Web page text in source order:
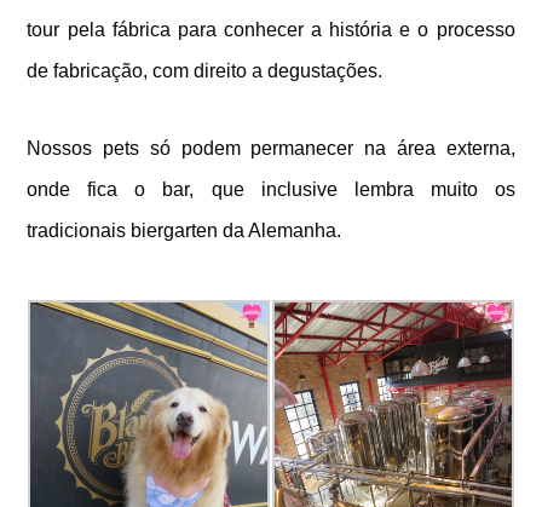
tour pela fábrica para conhecer a história e o processo
de fabricação, com direito a degustações.
Nossos pets só podem permanecer na área externa,
onde fica o bar, que inclusive lembra muito os
tradicionais biergarten da Alemanha.